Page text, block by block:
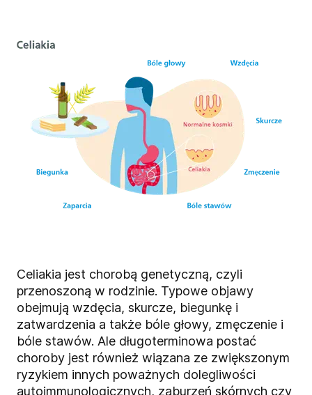
Celiakia jest chorobą genetyczną, czyli
przenoszoną w rodzinie. Typowe objawy
obejmują wzdęcia, skurcze, biegunkę i
zatwardzenia a także bóle głowy, zmęczenie i
bóle stawów. Ale długoterminowa postać
choroby jest również wiązana ze zwiększonym
ryzykiem innych poważnych dolegliwości
autoimmunologicznych, zaburzeń skórnych czy